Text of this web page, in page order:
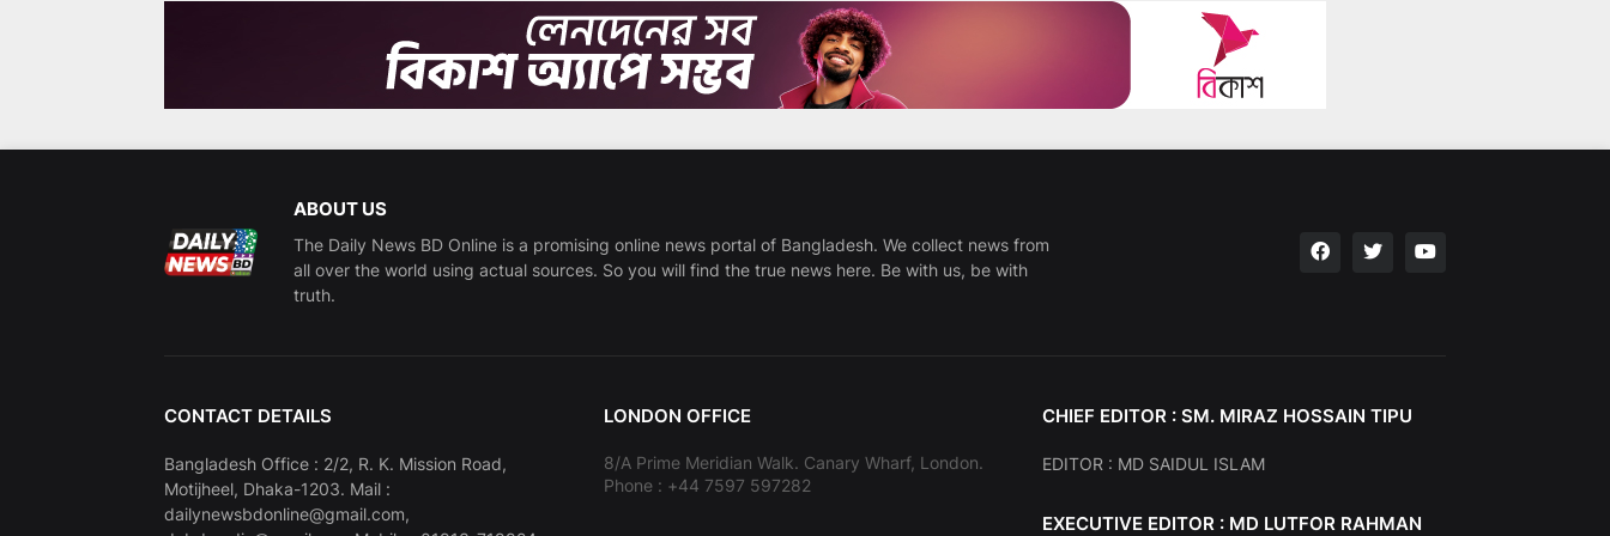
ABOUT US
The Daily News BD Online is a promising online news portal of Bangladesh. We collect news from
all over the world using actual sources. So you will find the true news here. Be with us, be with
truth.
CONTACT DETAILS
Bangladesh Office : 2/2, R. K. Mission Road,
Motijheel, Dhaka-1203. Mail :
dailynewsbdonline@gmail.com,
LONDON OFFICE
8/A Prime Meridian Walk. Canary Wharf, London.
Phone : +44 7597 597282
CHIEF EDITOR : SM. MIRAZ HOSSAIN TIPU
EDITOR : MD SAIDUL ISLAM
EXECUTIVE EDITOR : MD LUTFOR RAHMAN